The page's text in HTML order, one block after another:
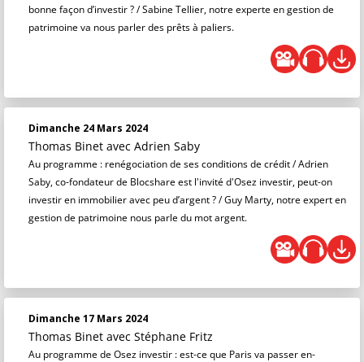
bonne façon d’investir ? / Sabine Tellier, notre experte en gestion de
patrimoine va nous parler des prêts à paliers.
Dimanche 24 Mars 2024
Thomas Binet avec Adrien Saby
Au programme : renégociation de ses conditions de crédit / Adrien
Saby, co-fondateur de Blocshare est l'invité d'Osez investir, peut-on
investir en immobilier avec peu d’argent ? / Guy Marty, notre expert en
gestion de patrimoine nous parle du mot argent.
Dimanche 17 Mars 2024
Thomas Binet avec Stéphane Fritz
Au programme de Osez investir : est-ce que Paris va passer en-